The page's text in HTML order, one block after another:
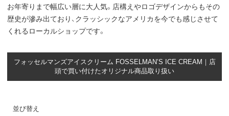
お年寄りまで幅広い層に大人気。店構えやロゴデザインからもその
歴史が滲み出ており、クラッシックなアメリカを今でも感じさせて
くれるローカルショップです。
フォッセルマンズアイスクリーム FOSSELMAN’S ICE CREAM｜店
頭で買い付けたオリジナル商品取り扱い
並び替え